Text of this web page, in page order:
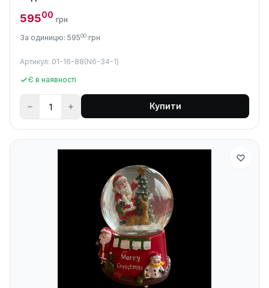
59500 грн
За одиницю: 59500 грн
Артикул: 01-16-88(N6-34-1)
Є в наявності
Купити